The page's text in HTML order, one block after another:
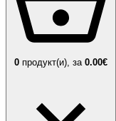
0 продукт(и), за 0.00€